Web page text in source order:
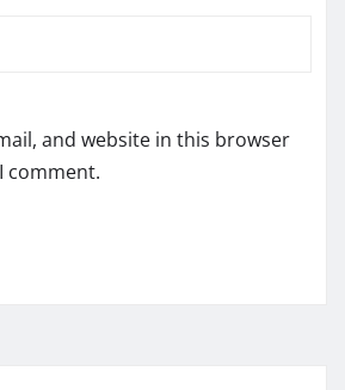
and website in this browser
comment.